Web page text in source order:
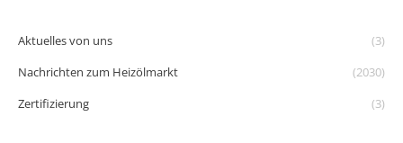
Aktuelles von uns
(3)
Nachrichten zum Heizölmarkt
(2030)
Zertifizierung
(3)